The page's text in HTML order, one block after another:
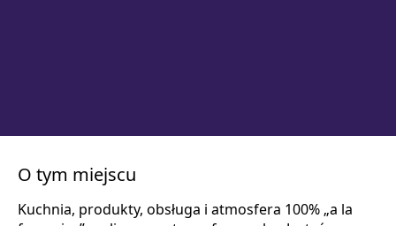
O tym miejscu
Kuchnia, produkty, obsługa i atmosfera 100% „a la